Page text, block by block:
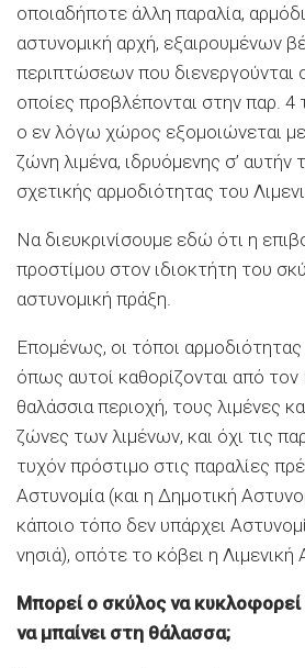
οποιαδήποτε άλλη παραλία,
αστυνομική αρχή, εξαιρουμένων
περιπτώσεων που διενεργούνται
οποίες προβλέπονται στην παρ.
ο εν λόγω χώρος εξομοιώνεται με
ζώνη λιμένα, ιδρυόμενης σ’ αυτήν
σχετικής αρμοδιότητας του
Να διευκρινίσουμε εδώ ότι η
προστίμου στον ιδιοκτήτη του
αστυνομική πράξη.
Επομένως, οι τόποι αρμοδιότητας
όπως αυτοί καθορίζονται από
θαλάσσια περιοχή, τους λιμένες
ζώνες των λιμένων, και όχι τις
τυχόν πρόστιμο στις παραλίες
Αστυνομία (και η Δημοτική
κάποιο τόπο δεν υπάρχει
νησιά), οπότε το κόβει η Λιμενική
Μπορεί ο σκύλος να κυκλοφορεί
να μπαίνει στη θάλασσα;